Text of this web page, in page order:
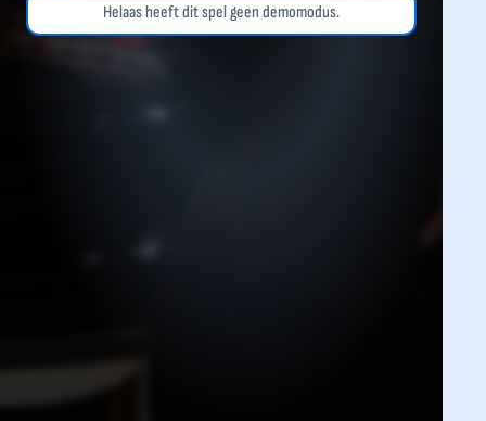
Helaas heeft dit spel geen demomodus.